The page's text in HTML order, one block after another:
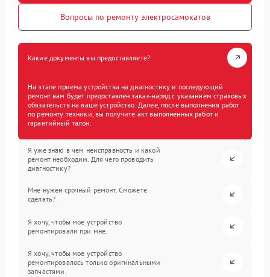
Вопросы по ремонту электросамокатов
Какие документы вы предоставляете?
На этапе приема устройства на диагностику и последующий
ремонт вам будет предоставлен заказ-наряд с указанием страховых
обязательств на ваше устройство. Далее, после выполнения работ
по ремонту техники, вы получите акт выполненных работ и
гарантийный талон.
Я уже знаю в чем неисправность и какой
ремонт необходим. Для чего проводить
диагностику?
Мне нужен срочный ремонт. Сможете
сделать?
Я хочу, чтобы мое устройство
ремонтировали при мне.
Я хочу, чтобы мое устройство
ремонтировалось только оригинальными
запчастями.